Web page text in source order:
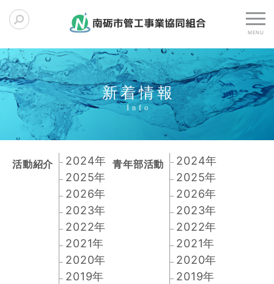
新着情報
活動紹介
2024年
2025年
2026年
2023年
2022年
2021年
2020年
2019年
青年部活動
2024年
2025年
2026年
2023年
2022年
2021年
2020年
2019年